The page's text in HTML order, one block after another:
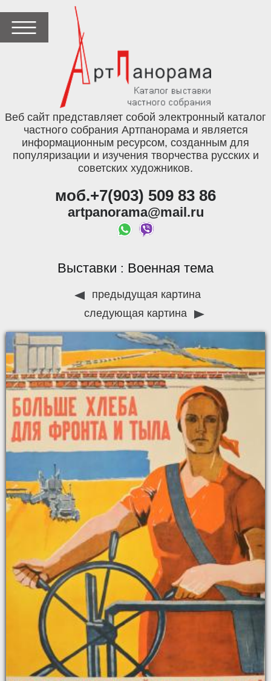
Веб сайт представляет собой электронный каталог
частного собрания Артпанорама и является
информационным ресурсом, созданным для
популяризации и изучения творчества русских и
советских художников.
моб.+7(903) 509 83 86
artpanorama@mail.ru
Выставки : Военная тема
предыдущая картина
следующая картина